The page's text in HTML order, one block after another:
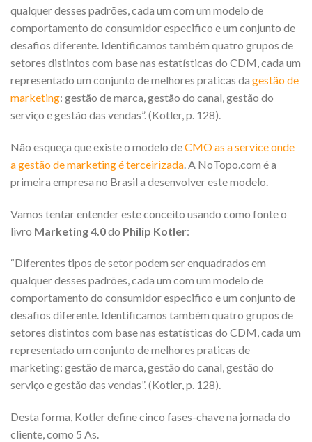
qualquer desses padrões, cada um com um modelo de
comportamento do consumidor especifico e um conjunto de
desafios diferente. Identificamos também quatro grupos de
setores distintos com base nas estatísticas do CDM, cada um
representado um conjunto de melhores praticas da gestão de
marketing: gestão de marca, gestão do canal, gestão do
serviço e gestão das vendas”. (Kotler, p. 128).
Não esqueça que existe o modelo deCMO as a service onde
a gestão de marketing é terceirizada . A NoTopo.com é a
primeira empresa no Brasil a desenvolver este modelo.
Vamos tentar entender este conceito usando como fonte o
livro Marketing 4.0do Philip Kotler:
“Diferentes tipos de setor podem ser enquadrados em
qualquer desses padrões, cada um com um modelo de
comportamento do consumidor especifico e um conjunto de
desafios diferente. Identificamos também quatro grupos de
setores distintos com base nas estatísticas do CDM, cada um
representado um conjunto de melhores praticas de
marketing: gestão de marca, gestão do canal, gestão do
serviço e gestão das vendas”. (Kotler, p. 128).
Desta forma, Kotler define cinco fases-chave na jornada do
cliente, como 5 As.